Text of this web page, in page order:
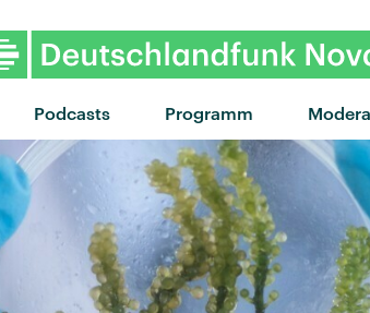
Podcasts Programm
"Jet stream heart" von